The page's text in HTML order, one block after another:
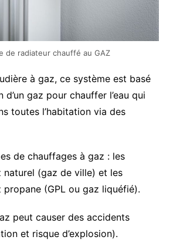
de radiateur chauffé au GAZ
à gaz, ce système est basé
gaz pour chauffer l’eau qui
toutes l’habitation via des
de chauffages à gaz : les
naturel (gaz de ville) et les
(GPL ou gaz liquéfié).
peut causer des accidents
et risque d’explosion).